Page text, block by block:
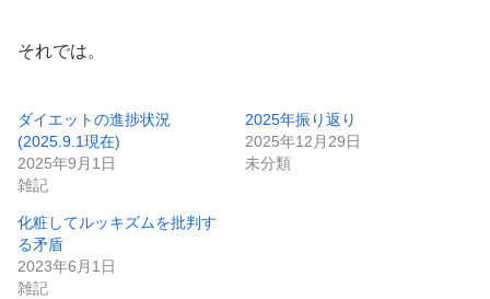
それでは。
ダイエットの進捗状況
(2025.9.1現在)
2025年9月1日
雑記
2025年振り返り
2025年12月29日
未分類
化粧してルッキズムを批判す
る矛盾
2023年6月1日
雑記